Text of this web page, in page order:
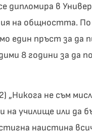
дипломира в
на общността.
един пръст за
8 години за да
„Никога не съм
на училище или да
наистина